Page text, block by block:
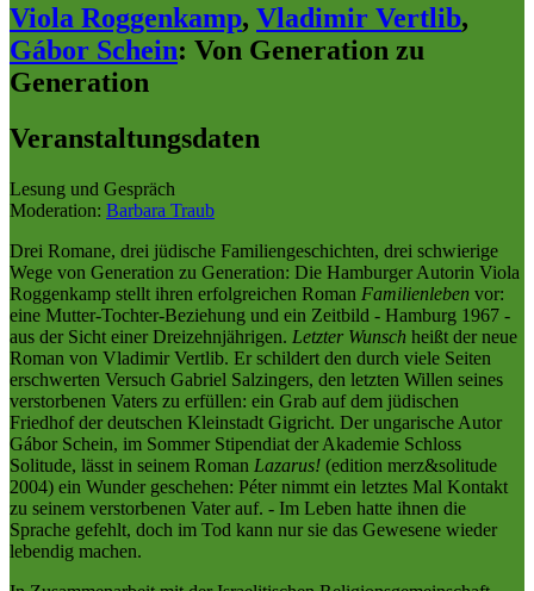
Viola Roggenkamp, Vladimir Vertlib,
Gábor Schein: Von Generation zu
Generation
Veranstaltungsdaten
Lesung und Gespräch
Moderation: Barbara Traub
Drei Romane, drei jüdische Familiengeschichten, drei schwierige
Wege von Generation zu Generation: Die Hamburger Autorin Viola
Roggenkamp stellt ihren erfolgreichen Roman Familienleben vor:
eine Mutter-Tochter-Beziehung und ein Zeitbild - Hamburg 1967 -
aus der Sicht einer Dreizehnjährigen. Letzter Wunsch heißt der neue
Roman von Vladimir Vertlib. Er schildert den durch viele Seiten
erschwerten Versuch Gabriel Salzingers, den letzten Willen seines
verstorbenen Vaters zu erfüllen: ein Grab auf dem jüdischen
Friedhof der deutschen Kleinstadt Gigricht. Der ungarische Autor
Gábor Schein, im Sommer Stipendiat der Akademie Schloss
Solitude, lässt in seinem Roman Lazarus! (edition merz&solitude
2004) ein Wunder geschehen: Péter nimmt ein letztes Mal Kontakt
zu seinem verstorbenen Vater auf. - Im Leben hatte ihnen die
Sprache gefehlt, doch im Tod kann nur sie das Gewesene wieder
lebendig machen.